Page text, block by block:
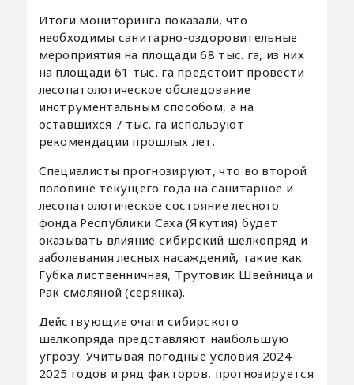
Итоги мониторинга показали, что
необходимы санитарно-оздоровительные
мероприятия на площади 68 тыс. га, из них
на площади 61 тыс. га предстоит провести
лесопатологическое обследование
инструментальным способом, а на
оставшихся 7 тыс. га используют
рекомендации прошлых лет.
Специалисты прогнозируют, что во второй
половине текущего года на санитарное и
лесопатологическое состояние лесного
фонда Республики Саха (Якутия) будет
оказывать влияние сибирский шелкопряд и
заболевания лесных насаждений, такие как
Губка лиственничная, Трутовик Швейница и
Рак смоляной (серянка).
Действующие очаги сибирского
шелкопряда представляют наибольшую
угрозу. Учитывая погодные условия 2024-
2025 годов и ряд факторов, прогнозируется